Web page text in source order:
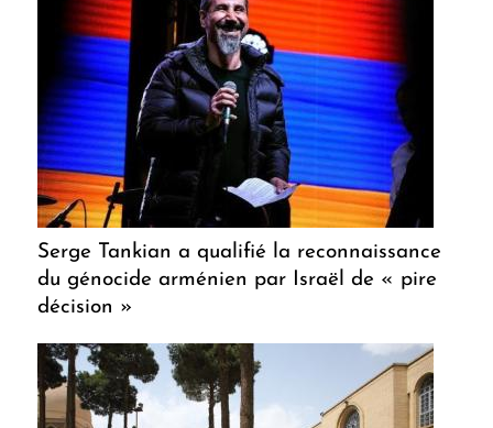
Serge Tankian a qualifié la reconnaissance
du génocide arménien par Israël de « pire
décision »